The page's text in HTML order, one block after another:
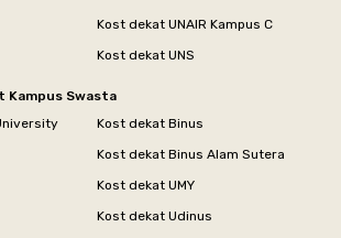
Kost dekat UNAIR Kampus C
Kost dekat UNS
Kampus Swasta
Kost dekat Binus
Kost dekat Binus Alam Sutera
Kost dekat UMY
Kost dekat Udinus